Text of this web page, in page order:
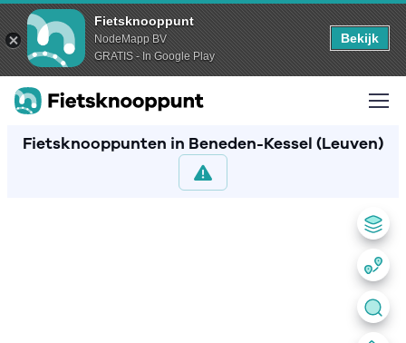
Fietsknooppunt
NodeMapp BV
GRATIS - In Google Play
Bekijk
Fietsknooppunten in Beneden-Kessel (Leuven)